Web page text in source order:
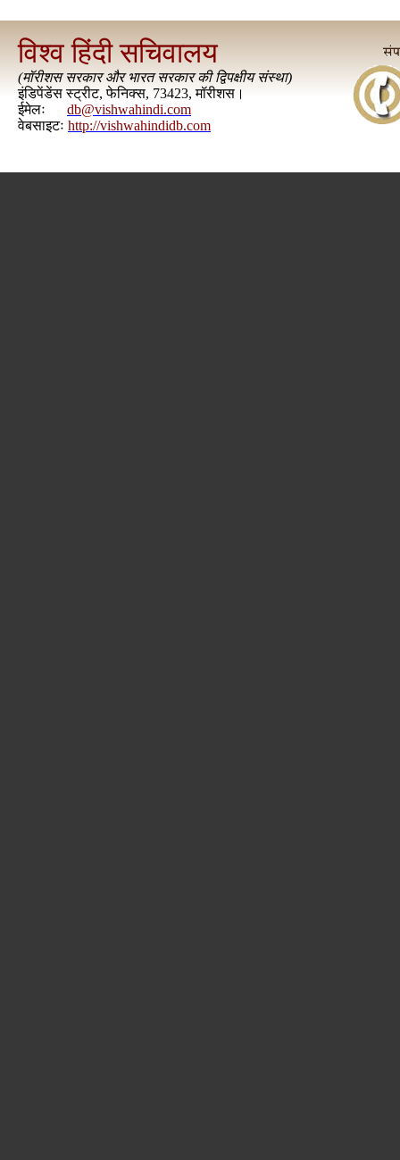
विश्व हिंदी सचिवालय
(मॉरीशस सरकार और भारत सरकार की द्विपक्षीय संस्था)
इंडिपेंडेंस स्ट्रीट, फेनिक्स, 73423, मॉरीशस।
ईमेलः
db@vishwahindi.com
वेबसाइटः http://vishwahindidb.com